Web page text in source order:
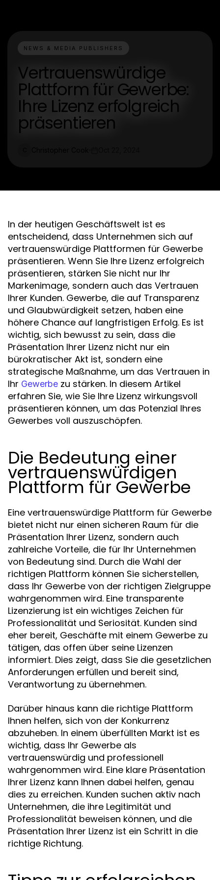
NEWS & MEDIA PUBLISHERS
Vertrauenswürdige
Plattform für Gewerbe:
Ihre Lizenz erfolgreich
präsentieren
In der heutigen Geschäftswelt ist es
entscheidend, dass Unternehmen sich auf
vertrauenswürdige Plattformen für Gewerbe
präsentieren. Wenn Sie Ihre Lizenz erfolgreich
präsentieren, stärken Sie nicht nur Ihr
Markenimage, sondern auch das Vertrauen
Ihrer Kunden. Gewerbe, die auf Transparenz
und Glaubwürdigkeit setzen, haben eine
höhere Chance auf langfristigen Erfolg. Es ist
wichtig, sich bewusst zu sein, dass die
Präsentation Ihrer Lizenz nicht nur ein
bürokratischer Akt ist, sondern eine
strategische Maßnahme, um das Vertrauen in
Ihr Gewerbe zu stärken. In diesem Artikel
erfahren Sie, wie Sie Ihre Lizenz wirkungsvoll
präsentieren können, um das Potenzial Ihres
Gewerbes voll auszuschöpfen.
Die Bedeutung einer
vertrauenswürdigen
Plattform für Gewerbe
Eine vertrauenswürdige Plattform für Gewerbe
bietet nicht nur einen sicheren Raum für die
Präsentation Ihrer Lizenz, sondern auch
zahlreiche Vorteile, die für Ihr Unternehmen
von Bedeutung sind. Durch die Wahl der
richtigen Plattform können Sie sicherstellen,
dass Ihr Gewerbe von der richtigen Zielgruppe
wahrgenommen wird. Eine transparente
Lizenzierung ist ein wichtiges Zeichen für
Professionalität und Seriosität. Kunden sind
eher bereit, Geschäfte mit einem Gewerbe zu
tätigen, das offen über seine Lizenzen
informiert. Dies zeigt, dass Sie die gesetzlichen
Anforderungen erfüllen und bereit sind,
Verantwortung zu übernehmen.
Darüber hinaus kann die richtige Plattform
Ihnen helfen, sich von der Konkurrenz
abzuheben. In einem überfüllten Markt ist es
wichtig, dass Ihr Gewerbe als
vertrauenswürdig und professionell
wahrgenommen wird. Eine klare Präsentation
Ihrer Lizenz kann Ihnen dabei helfen, genau
dies zu erreichen. Kunden suchen aktiv nach
Unternehmen, die ihre Legitimität und
Professionalität beweisen können, und die
Präsentation Ihrer Lizenz ist ein Schritt in die
richtige Richtung.